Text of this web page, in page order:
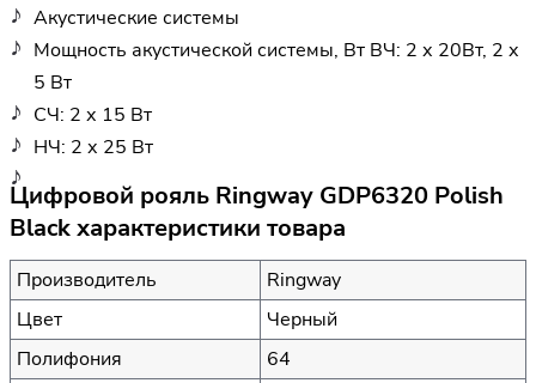
Акустические системы
Мощность акустической системы, Вт ВЧ: 2 х 20Вт, 2 х
5 Вт
СЧ: 2 х 15 Вт
НЧ: 2 х 25 Вт
Цифровой рояль Ringway GDP6320 Polish
Black характеристики товара
Производитель
Ringway
Цвет
Черный
Полифония
64